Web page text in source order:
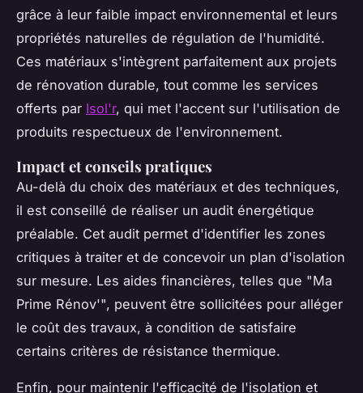
grâce à leur faible impact environnemental et leurs
propriétés naturelles de régulation de l'humidité.
Ces matériaux s'intègrent parfaitement aux projets
de rénovation durable, tout comme les services
offerts par Isol'r, qui met l'accent sur l'utilisation de
produits respectueux de l'environnement.
Impact et conseils pratiques
Au-delà du choix des matériaux et des techniques,
il est conseillé de réaliser un audit énergétique
préalable. Cet audit permet d'identifier les zones
critiques à traiter et de concevoir un plan d'isolation
sur mesure. Les aides financières, telles que "Ma
Prime Rénov'", peuvent être sollicitées pour alléger
le coût des travaux, à condition de satisfaire
certains critères de résistance thermique.
Enfin, pour maintenir l'efficacité de l'isolation et